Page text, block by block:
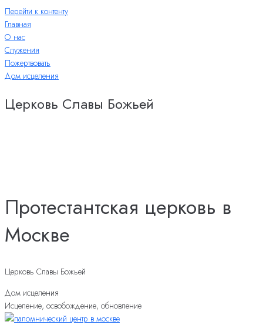
Перейти к контенту
Главная
О нас
Служения
Пожертвовать
Дом исцеления
Церковь Славы Божьей
Протестантская церковь в
Москве
Церковь Славы Божьей
Дом исцеления
Исцеление, освобождение, обновление